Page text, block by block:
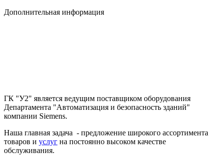
Дополнительная информация
ГК "У2" является ведущим поставщиком оборудования
Департамента "Автоматизация и безопасность зданий"
компании Siemens.
Наша главная задача - предложение широкого ассортимента
товаров и услуг на постоянно высоком качестве
обслуживания.